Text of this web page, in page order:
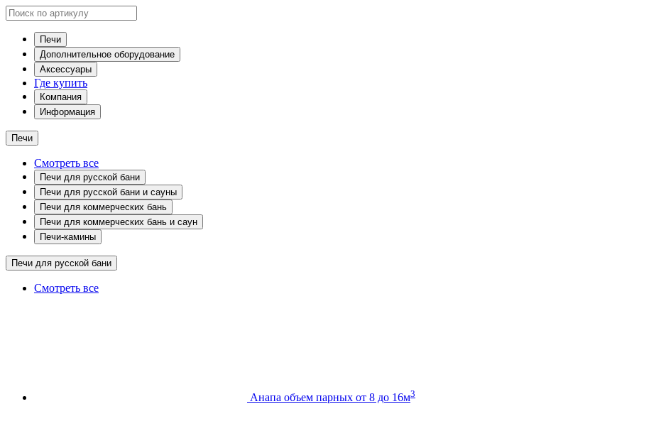
Печи
Дополнительное оборудование
Аксессуары
Где купить
Компания
Информация
Печи
Смотреть все
Печи для русской бани
Печи для русской бани и сауны
Печи для коммерческих бань
Печи для коммерческих бань и саун
Печи-камины
Печи для русской бани
Смотреть все
Анапа объем парных от 8 до 16м3